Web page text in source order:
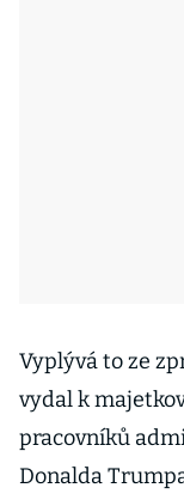
Vyplývá to ze
vydal k
pracovníků
Donalda